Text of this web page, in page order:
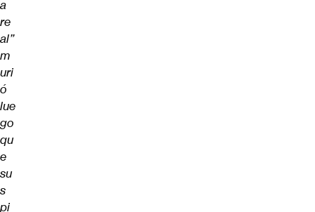
a
re
al”
m
uri
ó
lue
go
qu
e
su
s
pi